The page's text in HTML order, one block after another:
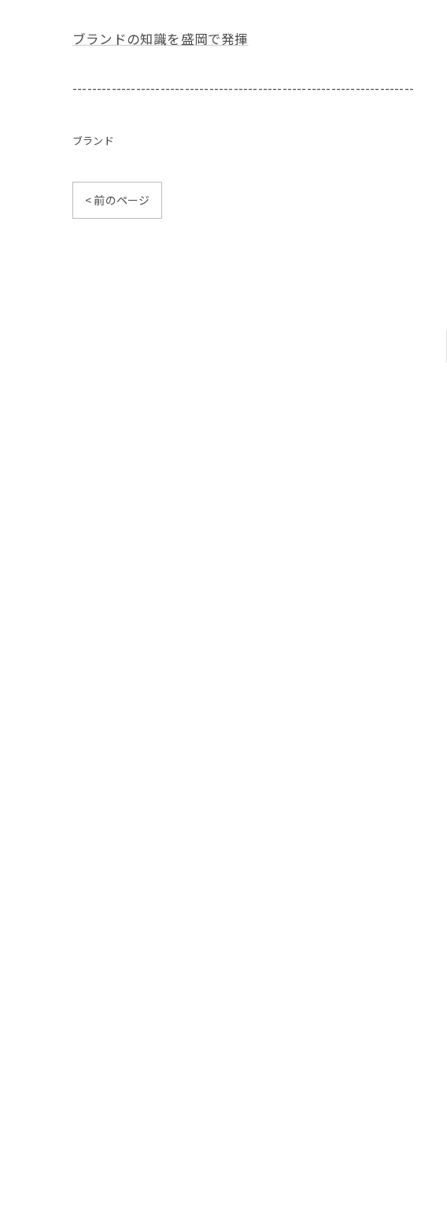
ブランドの知識を盛岡で発揮
----------------------------------------------------------------------
ブランド
< 前のページ